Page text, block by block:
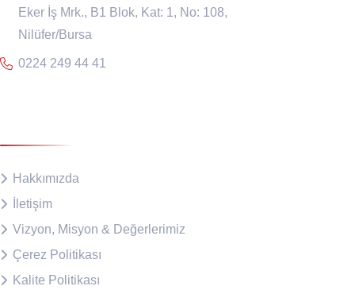
Eker İş Mrk., B1 Blok, Kat: 1, No: 108,
Nilüfer/Bursa
0224 249 44 41
Hakkımızda
İletişim
Vizyon, Misyon & Değerlerimiz
Çerez Politikası
Kalite Politikası